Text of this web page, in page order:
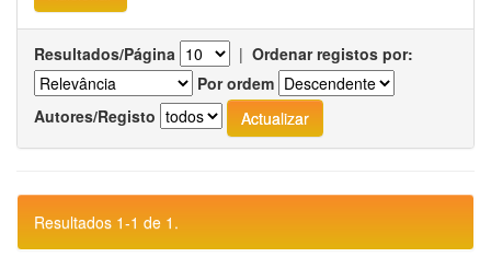
Resultados/Página | Ordenar registos por:
Por ordem
Autores/Registo
Resultados 1-1 de 1.